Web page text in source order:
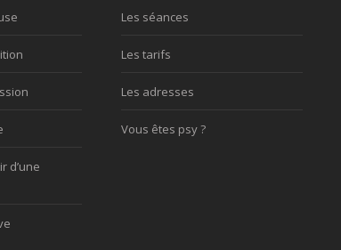
d’une
Les séances
Les tarifs
Les adresses
Vous êtes psy ?